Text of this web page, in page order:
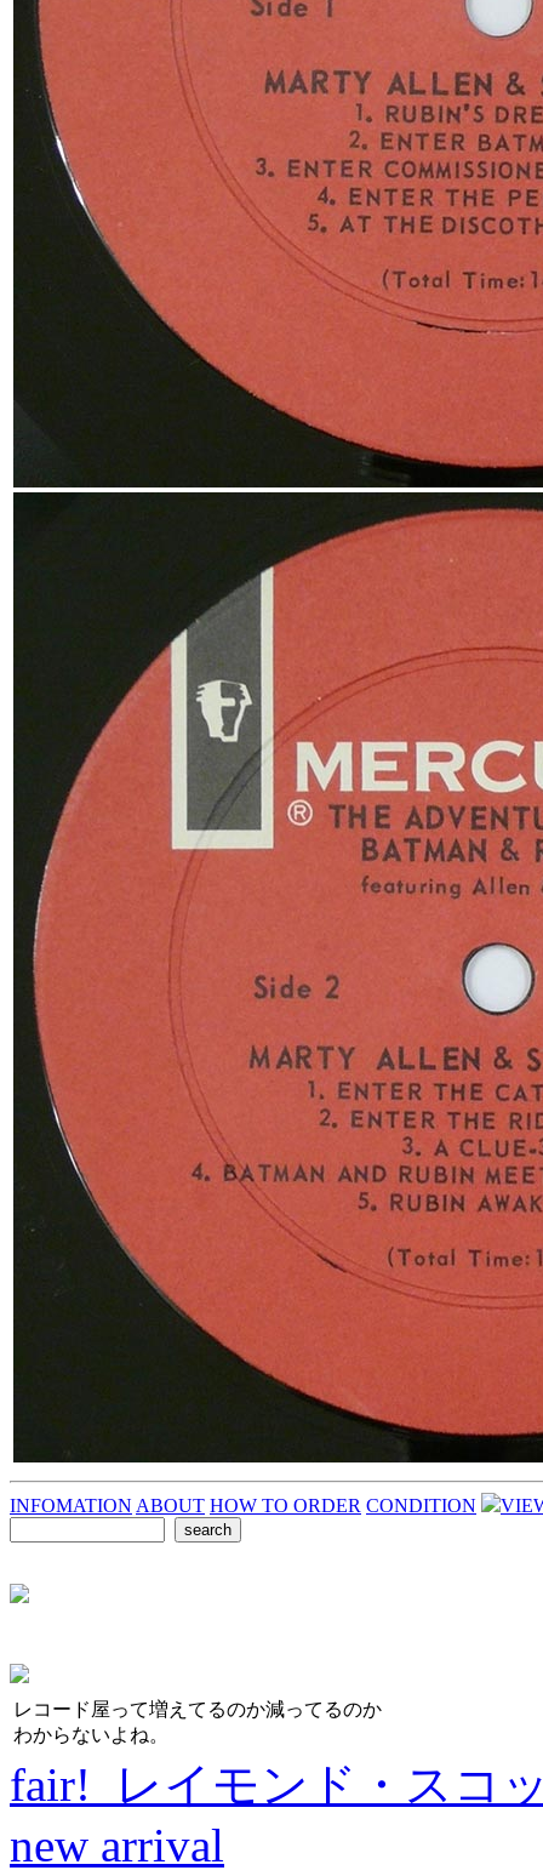
INFOMATION ABOUT HOW TO ORDER CONDITION
レコード屋って増えてるのか減ってるのか
わからないよね。
fair! レイモンド・スコ
new arrival